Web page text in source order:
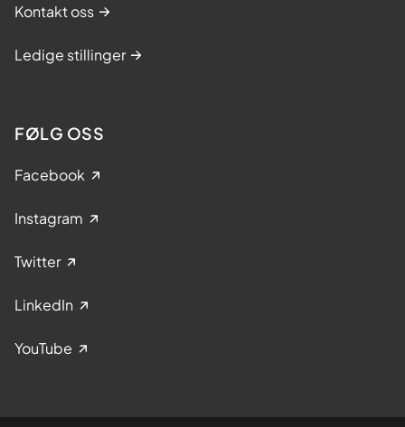
Kontakt oss
Ledige stillinger
FØLG OSS
Facebook
Instagram
Twitter
LinkedIn
YouTube